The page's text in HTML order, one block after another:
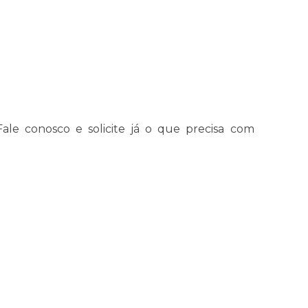
conosco e solicite já o que precisa com